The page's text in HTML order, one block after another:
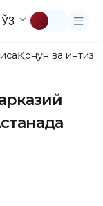
ЎЗ
Қонун ва